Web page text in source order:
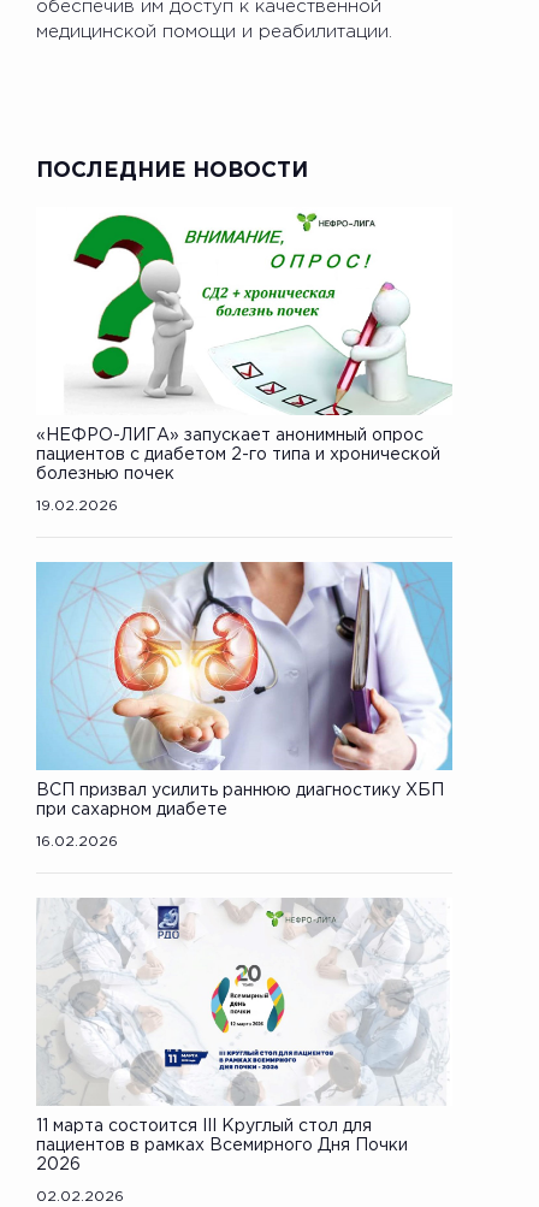
обеспечив им доступ к качественной
медицинской помощи и реабилитации.
ПОСЛЕДНИЕ НОВОСТИ
«НЕФРО-ЛИГА» запускает анонимный опрос
пациентов с диабетом 2-го типа и хронической
болезнью почек
19.02.2026
ВСП призвал усилить раннюю диагностику ХБП
при сахарном диабете
16.02.2026
11 марта состоится III Круглый стол для
пациентов в рамках Всемирного Дня Почки
2026
02.02.2026